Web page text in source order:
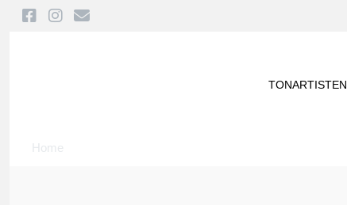
TONARTISTEN
Home